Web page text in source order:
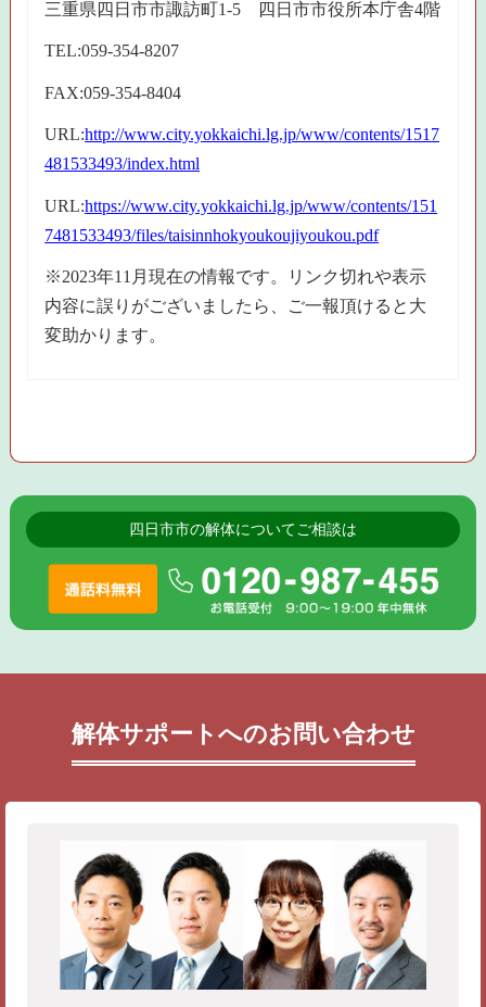
三重県四日市市諏訪町1-5 四日市市役所本庁舎4階
TEL:059-354-8207
FAX:059-354-8404
URL:http://www.city.yokkaichi.lg.jp/www/contents/1517
481533493/index.html
URL:https://www.city.yokkaichi.lg.jp/www/contents/151
7481533493/files/taisinnhokyoukoujiyoukou.pdf
※2023年11月現在の情報です。リンク切れや表示
内容に誤りがございましたら、ご一報頂けると大
変助かります。
四日市市の解体についてご相談は
解体サポートへのお問い合わせ